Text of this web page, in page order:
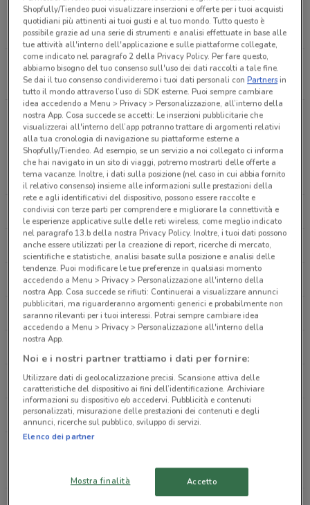
P.ZZA GIOVANNI XXIII Brugherio
162 m
Via Italia, 36 Brugherio
177 m
Piazza Cesare Battisti, 18 Brugherio
186 m
Piazza Cesare Battisti, 18
0.18567686938234884
Viale Vittorio Veneto, 34 Brugherio
187 m
Piazza Papa Giovanni Xxiii, 1 Brugherio
189 m
Piazza Battisti, 22
0.20945964556359573
Piazza C. Battisti 22 Brugherio
212 m
Piazza C. Battisti 22 Brugherio
212 m
PIAZZA C. BATTISTI, 22 Brugherio
214 m
Altre catene a Brugherio
MEDIAWORLD EURONICS
CARREFOUR IPERMERCATI TRONY
UNIEURO COOP
CONAD LIDL
ESSELUNGA EUROSPIN
CONFORAMA LEROY MERLIN
PAM
Shopfully/Tiendeo puoi visualizzare inserzioni e offerte per i tuoi acquisti
quotidiani più attinenti ai tuoi gusti e al tuo mondo. Tutto questo è
possibile grazie ad una serie di strumenti e analisi effettuate in base alle
tue attività all'interno dell'applicazione e sulle piattaforme collegate,
come indicato nel paragrafo 2 della Privacy Policy. Per fare questo,
abbiamo bisogno del tuo consenso sull'uso dei dati raccolti a tale fine.
Se dai il tuo consenso condivideremo i tuoi dati personali conPartnersin
tutto il mondo attraverso l’uso di SDK esterne. Puoi sempre cambiare
idea accedendo a Menu > Privacy > Personalizzazione, all’interno della
nostra App. Cosa succede se accetti: Le inserzioni pubblicitarie che
visualizzerai all'interno dell’app potranno trattare di argomenti relativi
alla tua cronologia di navigazione su piattaforme esterne a
Shopfully/Tiendeo. Ad esempio, se un servizio a noi collegato ci informa
che hai navigato in un sito di viaggi, potremo mostrarti delle offerte a
tema vacanze. Inoltre, i dati sulla posizione (nel caso in cui abbia fornito
il relativo consenso) insieme alle informazioni sulle prestazioni della
rete e agli identificativi del dispositivo, possono essere raccolte e
condivisi con terze parti per comprendere e migliorare la connettività e
le esperienze applicative sulle delle reti wireless, come meglio indicato
nel paragrafo 13.b della nostra Privacy Policy. Inoltre, i tuoi dati possono
anche essere utilizzati per la creazione di report, ricerche di mercato,
scientifiche e statistiche, analisi basate sulla posizione e analisi delle
tendenze. Puoi modificare le tue preferenze in qualsiasi momento
accedendo a Menu > Privacy > Personalizzazione all'interno della
nostra App. Cosa succede se rifiuti: Continuerai a visualizzare annunci
pubblicitari, ma riguarderanno argomenti generici e probabilmente non
saranno rilevanti per i tuoi interessi. Potrai sempre cambiare idea
accedendo a Menu > Privacy > Personalizzazione all'interno della
nostra App.
Noi e i nostri partner trattiamo i dati per fornire:
Utilizzare dati di geolocalizzazione precisi. Scansione attiva delle
caratteristiche del dispositivo ai fini dell’identificazione. Archiviare
informazioni su dispositivo e/o accedervi. Pubblicità e contenuti
personalizzati, misurazione delle prestazioni dei contenuti e degli
annunci, ricerche sul pubblico, sviluppo di servizi.
Elenco dei partner
Mostra finalità Accetto